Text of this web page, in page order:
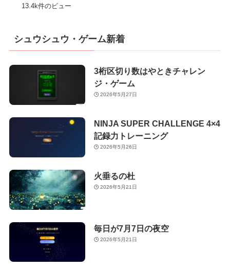
13.4k件のビュー
シュウシュウ・ゲーム新着
3桁区切り数はやときチャレン
ジ・ゲーム
2026年5月27日
NINJA SUPER CHALLENGE 4×4
記録力トレーニング
2026年5月26日
火垂るの杜
2026年5月21日
毎日が7月7日の夜空
2026年5月21日